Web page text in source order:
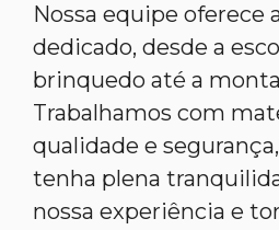
Nossa equipe
dedicado, desde a
brinquedo até a
Trabalhamos com
qualidade e
tenha plena
nossa experiência e